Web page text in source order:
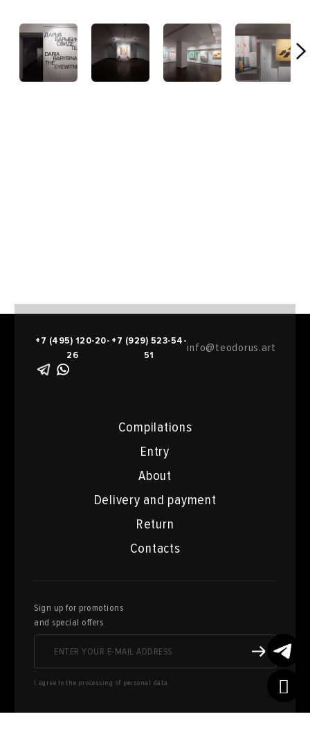
Compilations
Entry
About
Delivery and payment
Return
Contacts
+7 (495) 120-20-
26
+7 (929) 523-54-
51
info@teodorus.art
Sign up for promotions
and special offers
I agree to the processing of personal data